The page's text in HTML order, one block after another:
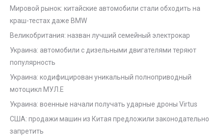
Мировой рынок: китайские автомобили стали обходить на
краш-тестах даже BMW
Великобритания: назван лучший семейный электрокар
Украина: автомобили с дизельными двигателями теряют
популярность
Украина: кодифицирован уникальный полноприводный
мотоцикл МУЛ.Е
Украина: военные начали получать ударные дроны Virtus
США: продажи машин из Китая предложили законодательно
запретить